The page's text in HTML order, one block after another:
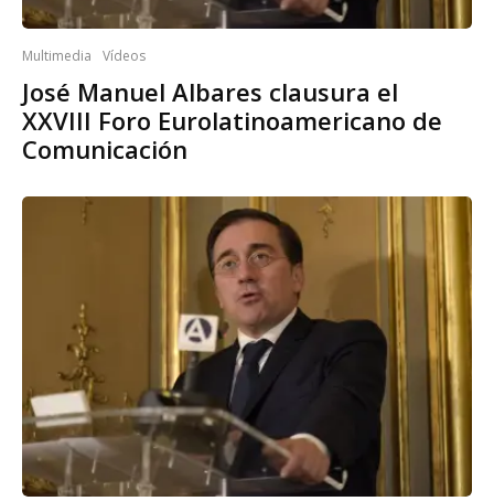
Multimedia Vídeos
José Manuel Albares clausura el
XXVIII Foro Eurolatinoamericano de
Comunicación